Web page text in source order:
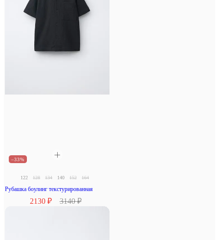
–33%
122 128 134 140 152 164
Рубашка боулинг текстурированная
2130 ₽ 3140 ₽